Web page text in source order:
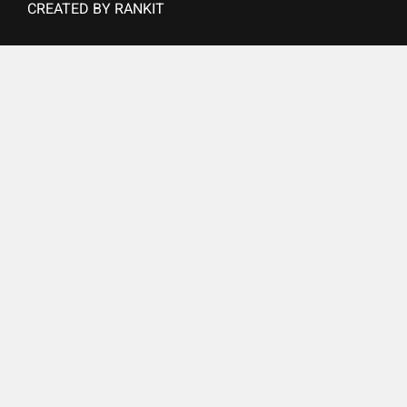
CREATED BY RANKIT